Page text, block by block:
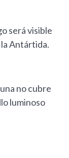
será visible
Antártida.
no cubre
luminoso